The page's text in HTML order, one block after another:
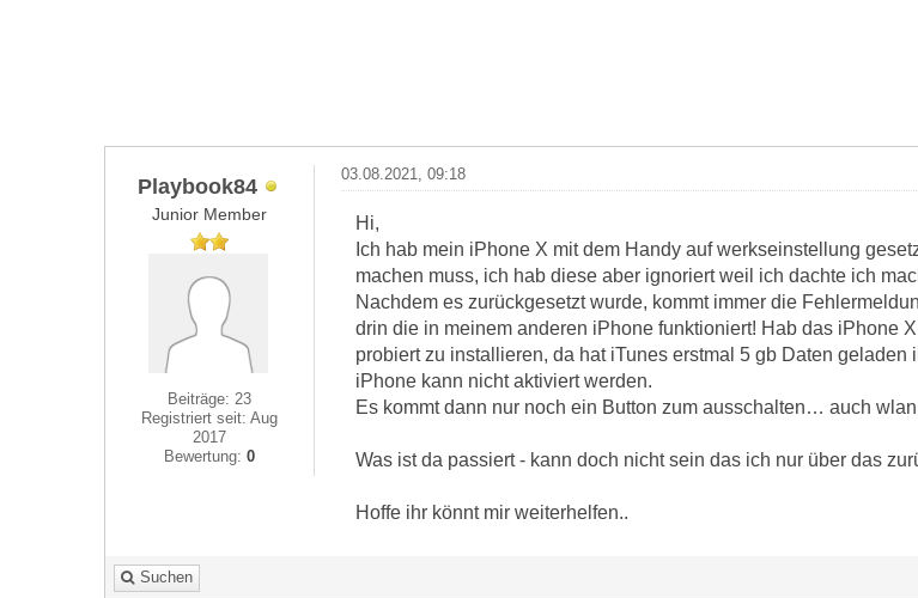
Playbook84
Junior Member
Beiträge: 23
Registriert seit: Aug
2017
Bewertung:0
03.08.2021, 09:18
Hi,
Ich hab mein iPhone X mit dem Handy auf werkseinstellung
machen muss, ich hab diese aber ignoriert weil ich dachte ich
Nachdem es zurückgesetzt wurde, kommt immer die
drin die in meinem anderen iPhone funktioniert! Hab das iPhone
probiert zu installieren, da hat iTunes erstmal 5 gb Daten
iPhone kann nicht aktiviert werden.
Es kommt dann nur noch ein Button zum ausschalten… auch
Was ist da passiert - kann doch nicht sein das ich nur über das
Hoffe ihr könnt mir weiterhelfen..
Suchen